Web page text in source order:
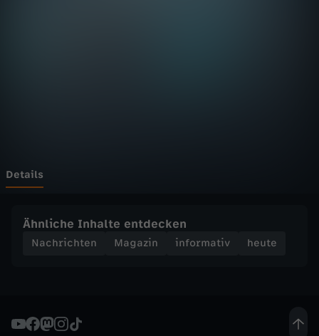
t
S
n
Details
Ähnliche Inhalte entdecken
Nachrichten Magazin informativ heute